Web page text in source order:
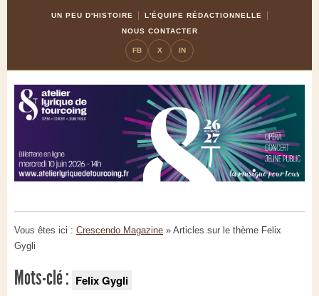
UN PEU D'HISTOIRE
L'ÉQUIPE RÉDACTIONNELLE
NOUS CONTACTER
FB X IN
Vous êtes ici : Crescendo Magazine » Articles sur le thème Felix
Gygli
Mots-clé : Felix Gygli